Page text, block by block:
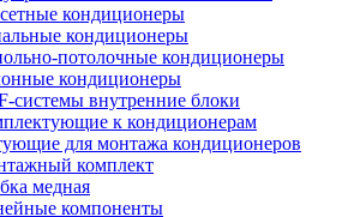
кондиционеры
кондиционеры
потолочные кондиционеры
кондиционеры
системы внутренние блоки
к кондиционерам
для монтажа кондиционеров
комплект
медная
компоненты